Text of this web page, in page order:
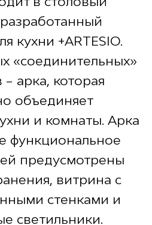
кухни +ARTESIO.
«соединительных»
арка, которая
объединяет
и комнаты. Арка
функциональное
предусмотрены
витрина с
стенками и
светильники.